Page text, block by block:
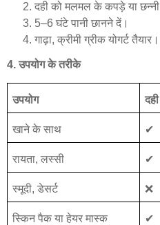
दही को मलमल के कपड़े या छन्नी
5–6 घंटे पानी छानने दें।
गाढ़ा, क्रीमी ग्रीक योगर्ट तैयार।
4.उपयोग के तरीके
उपयोग दही
खाने के साथ ✔
रायता,लस्सी ✔
स्मूदी,डेसर्ट ❌
स्किन पैक या हेयर मास्क ✔